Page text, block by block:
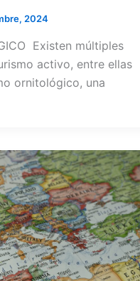
2024
Existen múltiples
activo, entre ellas
ornitológico, una